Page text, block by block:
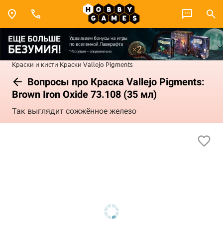
Краски и кисти Краски Vallejo Pigments
Вопросы про Краска Vallejo Pigments:
Brown Iron Oxide 73.108 (35 мл)
Так выглядит сожжённое железо